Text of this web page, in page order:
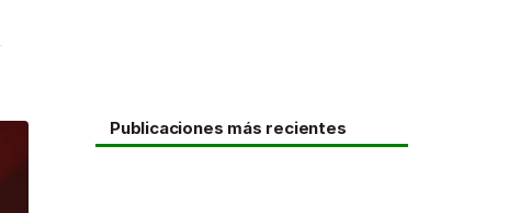
Publicaciones más recientes